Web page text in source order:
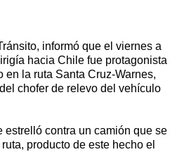
informó que el viernes a
hacia Chile fue protagonista
en la ruta Santa Cruz-Warnes,
chofer de relevo del vehículo
estrelló contra un camión que se
producto de este hecho el